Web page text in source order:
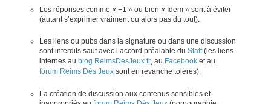
Les réponses comme « +1 » ou bien « Idem » sont à éviter
(autant s’exprimer vraiment ou alors pas du tout).
Les liens ou pubs dans la signature ou dans une discussion
sont interdits sauf avec l’accord préalable du Staff(les liens
internes au blog ReimsDesJeux.fr, au Facebook et au
forum Reims Dés Jeux sont en revanche tolérés).
La création de discussion aux contenus sensibles et